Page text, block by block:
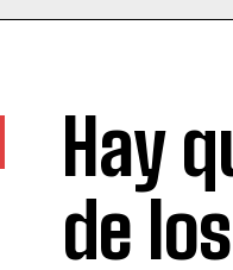
Hay
de